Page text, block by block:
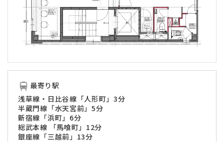
最寄り駅
浅草線・日比谷線「人形町」3分
半蔵門線「水天宮前」5分
新宿線「浜町」6分
総武本線 「馬喰町」12分
銀座線「三越前」13分